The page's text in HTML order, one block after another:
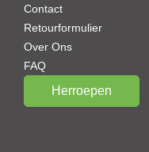
Contact
Retourformulier
Over Ons
FAQ
Herroepen